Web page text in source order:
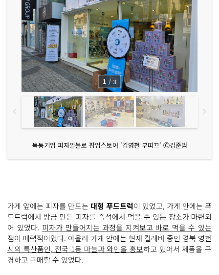
목동기업 피자알볼로 팝업스토어 '김영천 부띠끄' Ⓒ김준범
1 / 3
가게 앞에는 피자를 만드는 대형 푸드트럭이 있었고, 가게 안에는 푸
드트럭에서 방금 만든 피자를 즉석에서 먹을 수 있는 장소가 마련되
어 있었다. 피자가 만들어지는 과정을 지켜보고 바로 먹을 수 있는
점이 매력적이었다. 아울러 가게 안에는 현재 컬래버 중인 경북 영천
시의 특산품인, 전국 1등 마늘과 와인을 홍보하고 있어서 제품을 구
경하고 구매할 수 있었다.